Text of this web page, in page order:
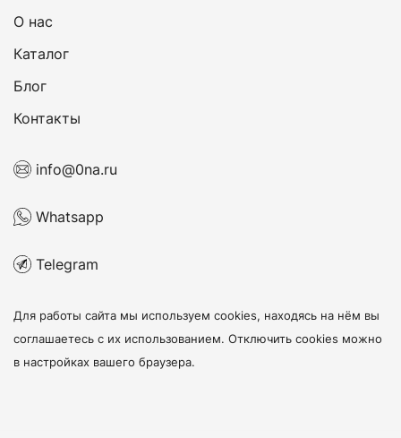
О нас
Каталог
Блог
Контакты
info@0na.ru
Whatsapp
Telegram
Для работы сайта мы используем cookies, находясь на нём вы
соглашаетесь с их использованием. Отключить cookies можно
в настройках вашего браузера.